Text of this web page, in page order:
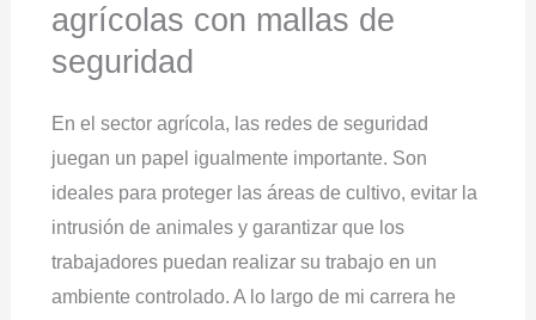
agrícolas con mallas de
seguridad
En el sector agrícola, las redes de seguridad
juegan un papel igualmente importante. Son
ideales para proteger las áreas de cultivo, evitar la
intrusión de animales y garantizar que los
trabajadores puedan realizar su trabajo en un
ambiente controlado. A lo largo de mi carrera he